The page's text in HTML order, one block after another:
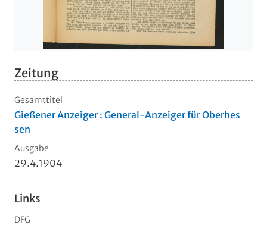
Zeitung
Gesamttitel
Gießener Anzeiger : General-Anzeiger für Oberhes
sen
Ausgabe
29.4.1904
Links
DFG